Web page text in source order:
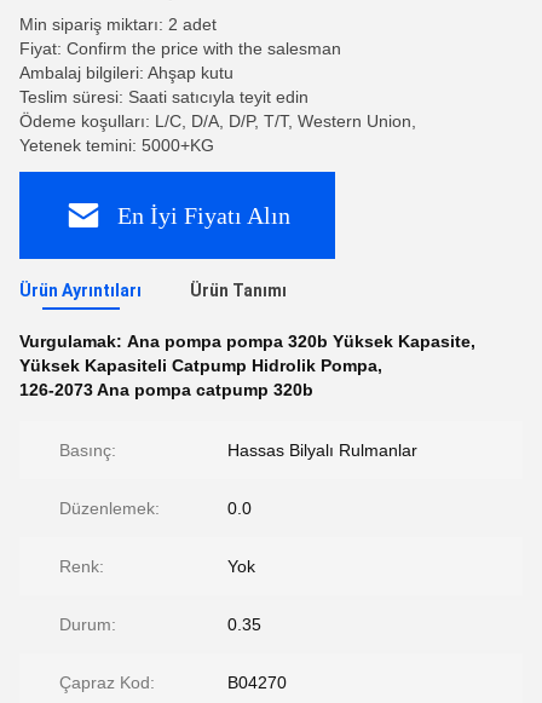
Min sipariş miktarı: 2 adet
Fiyat: Confirm the price with the salesman
Ambalaj bilgileri: Ahşap kutu
Teslim süresi: Saati satıcıyla teyit edin
Ödeme koşulları: L/C, D/A, D/P, T/T, Western Union,
Yetenek temini: 5000+KG
En İyi Fiyatı Alın
Ürün Ayrıntıları Ürün Tanımı
Vurgulamak: Ana pompa pompa 320b Yüksek Kapasite,
Yüksek Kapasiteli Catpump Hidrolik Pompa,
126-2073 Ana pompa catpump 320b
Basınç: Hassas Bilyalı Rulmanlar
Düzenlemek: 0.0
Renk: Yok
Durum: 0.35
Çapraz Kod: B04270